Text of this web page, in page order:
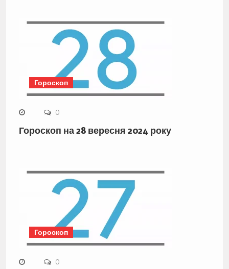
Гороскоп
0
Гороскоп на 28 вересня 2024 року
Гороскоп
0